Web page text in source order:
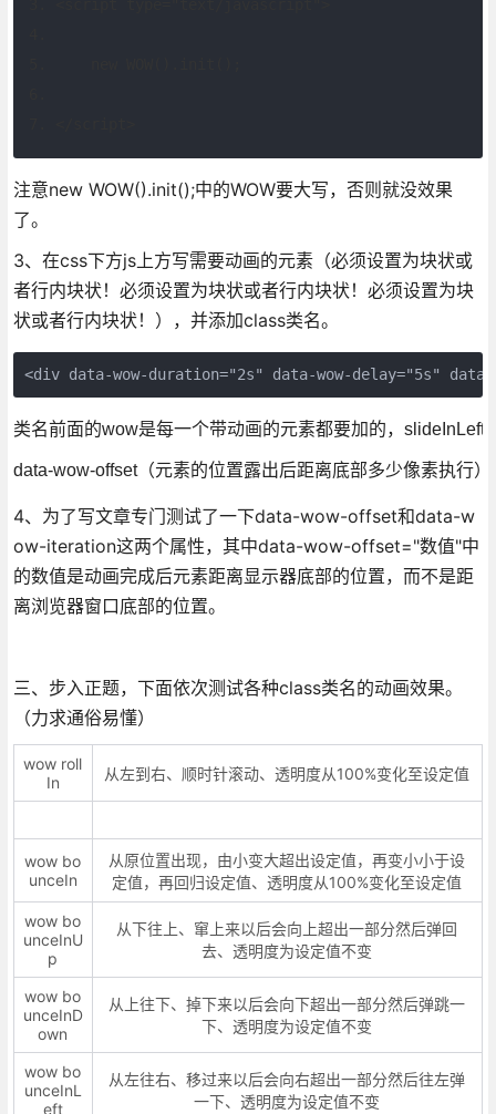
注意new WOW().init();中的WOW要大写，否则就没效果
了。
3、在css下方js上方写需要动画的元素（必须设置为块状或
者行内块状！必须设置为块状或者行内块状！必须设置为块
状或者行内块状！），并添加class类名。
<div data-wow-duration="2s" data-wow-delay="5s"
类名前面的wow是每一个带动画的元素都要加的，
data-wow-offset（元素的位置露出后距离底部多少像素执行
4、为了写文章专门测试了一下data-wow-offset和data-w
ow-iteration这两个属性，其中data-wow-offset="数值"中
的数值是动画完成后元素距离显示器底部的位置，而不是距
离浏览器窗口底部的位置。
三、步入正题，下面依次测试各种class类名的动画效果。
（力求通俗易懂）
wow roll
In
从左到右、顺时针滚动、透明度从100%变化至设定值
wow bo
unceIn
从原位置出现，由小变大超出设定值，再变小小于设
定值，再回归设定值、透明度从100%变化至设定值
wow bo
unceInU
p
从下往上、窜上来以后会向上超出一部分然后弹回
去、透明度为设定值不变
wow bo
unceInD
own
从上往下、掉下来以后会向下超出一部分然后弹跳一
下、透明度为设定值不变
wow bo
unceInL
eft
从左往右、移过来以后会向右超出一部分然后往左弹
一下、透明度为设定值不变